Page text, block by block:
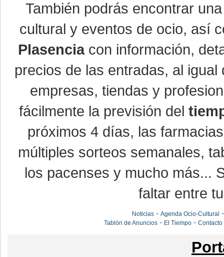
También podrás encontrar
cultural y eventos de ocio, así
Plasenciacon información,
precios de las entradas, al
empresas, tiendas y
fácilmente la previsión del
próximos 4 días, las
múltiples sorteos semanales,
los pacenses y mucho más...
faltar entre
Noticias- Agenda Ocio-Cultural
Tablón de Anuncios- El Tiempo- Contacto